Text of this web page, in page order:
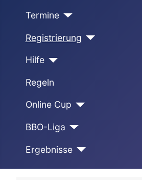
Termine
Registrierung
Hilfe
Regeln
Online Cup
BBO-Liga
Ergebnisse